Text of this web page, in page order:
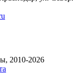
2010-2026